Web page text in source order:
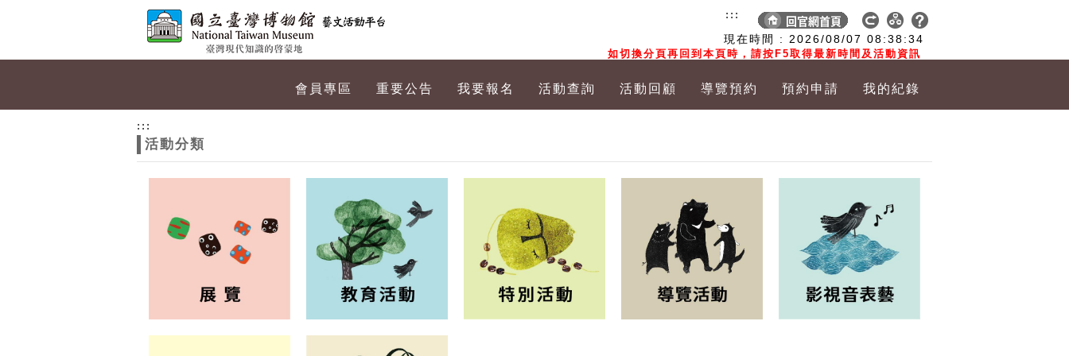
現在時間 : 2026/08/07 08:38:35
如切換分頁再回到本頁時，請按F5取得最新時間及活動資訊
:::
會員專區 重要公告 我要報名 活動查詢 活動回顧 導覽預約 預約申請 我的紀錄
:::
活動分類